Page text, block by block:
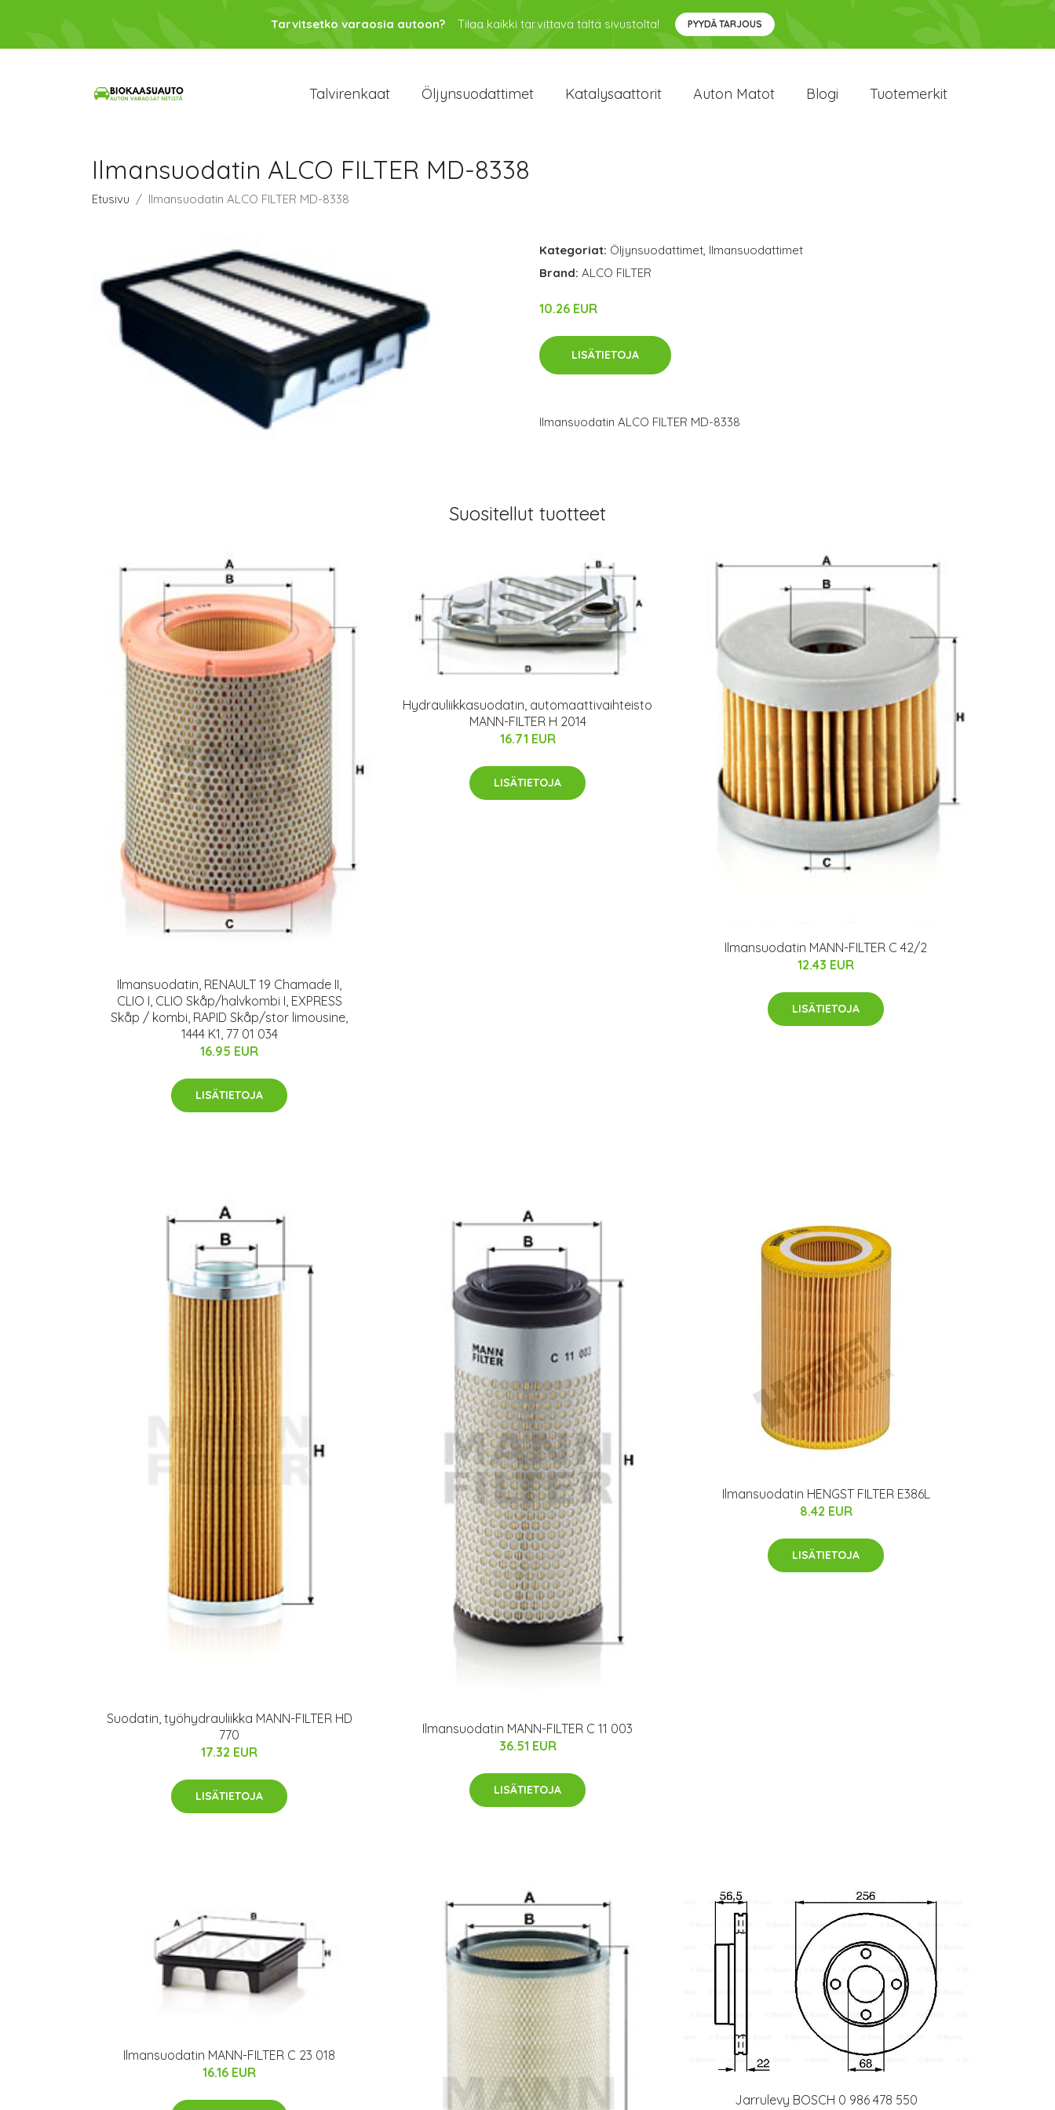
Tarvitsetko varaosia autoon? Tilaa kaikki tarvittava tältä sivustolta! PYYDÄ TARJOUS
Talvirenkaat Öljynsuodattimet Katalysaattorit Auton Matot Blogi Tuotemerkit
Ilmansuodatin ALCO FILTER MD-8338
Etusivu Ilmansuodatin ALCO FILTER MD-8338
Kategoriat: Öljynsuodattimet, Ilmansuodattimet
Brand: ALCO FILTER
10.26 EUR
LISÄTIETOJA
Ilmansuodatin ALCO FILTER MD-8338
Suositellut tuotteet
Ilmansuodatin, RENAULT 19 Chamade II,
CLIO I, CLIO Skåp/halvkombi I, EXPRESS
Skåp / kombi, RAPID Skåp/stor limousine,
1444 K1, 77 01 034
16.95 EUR
LISÄTIETOJA
Hydrauliikkasuodatin, automaattivaihteisto
MANN-FILTER H 2014
16.71 EUR
LISÄTIETOJA
Ilmansuodatin MANN-FILTER C 42/2
12.43 EUR
LISÄTIETOJA
Suodatin, työhydrauliikka MANN-FILTER HD
770
17.32 EUR
LISÄTIETOJA
Ilmansuodatin MANN-FILTER C 11 003
36.51 EUR
LISÄTIETOJA
Ilmansuodatin HENGST FILTER E386L
8.42 EUR
LISÄTIETOJA
Ilmansuodatin MANN-FILTER C 23 018
16.16 EUR
Jarrulevy BOSCH 0 986 478 550